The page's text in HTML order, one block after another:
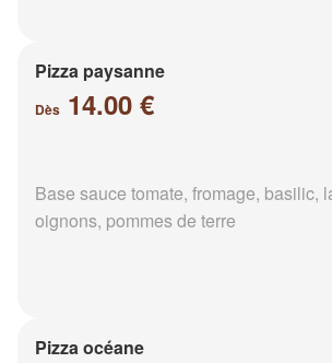
Pizza paysanne
Dès 14.00 €
Base sauce tomate, fromage, basilic,
oignons, pommes de terre
Pizza océane